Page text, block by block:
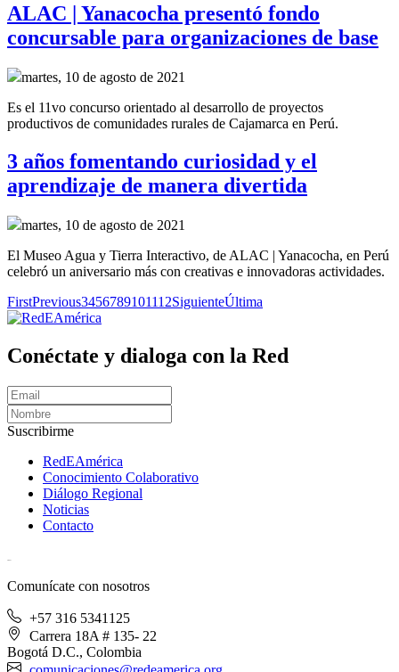
ALAC | Yanacocha presentó fondo
concursable para organizaciones de base
martes, 10 de agosto de 2021
Es el 11vo concurso orientado al desarrollo de proyectos
productivos de comunidades rurales de Cajamarca en Perú.
3 años fomentando curiosidad y el
aprendizaje de manera divertida
martes, 10 de agosto de 2021
El Museo Agua y Tierra Interactivo, de ALAC | Yanacocha, en Perú
celebró un aniversario más con creativas e innovadoras actividades.
FirstPrevious3456789101112SiguienteÚltima
Conéctate y dialoga con la Red
Suscribirme
RedEAmérica
Conocimiento Colaborativo
Diálogo Regional
Noticias
Contacto
Comunícate con nosotros
+57 316 5341125
Carrera 18A # 135- 22
Bogotá D.C., Colombia